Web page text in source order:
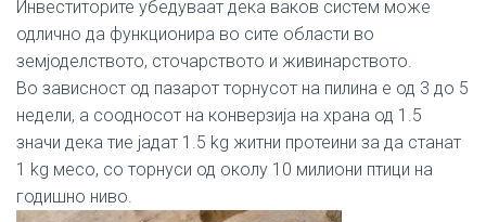
Инвеститорите убедуваат дека ваков систем може
одлично да функционира во сите области во
земјоделството, сточарството и живинарството.
Во зависност од пазарот торнусот на пилина е од 3 до 5
недели, а соодносот на конверзија на храна од 1.5
значи дека тие јадат 1.5 kg житни протеини за да станат
1 kg месо, со торнуси од околу 10 милиони птици на
годишно ниво.